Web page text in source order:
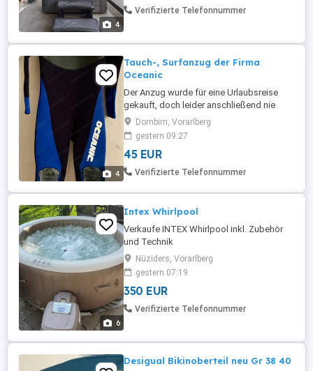
4
Fall Beleuchtung: Dynapoint Digitales
Verifizierte Telefonnummer
4
Tauch-, Surfanzug der Firma
Oceanic
Der Anzug wurde für eine Urlaubsreise
gekauft, doch leider anschließend nie
mehr verwendet. Er sollte nicht im Kasten
hängen, sondern auf und unter dem
Wasser Verwendung finden. Der Anzug ist
in sehr gutem Zustand - Größe M - ca. 170
180 cm Körpergröße Ansicht und Anprobe
Dornbirn, Vorarlberg
gestern 09:27
45 EUR
Verifizierte Telefonnummer
6
Intex Whirlpool
Verkaufe INTEX Whirlpool inkl. Zubehör
und Technik
Nüziders, Vorarlberg
gestern 07:19
350 EUR
Verifizierte Telefonnummer
Desigual Bikinoberteil neu Gr 38 40